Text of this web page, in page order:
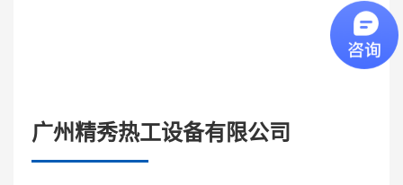
广州精秀热工设备有限公司